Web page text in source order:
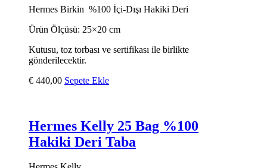
Hermes Birkin %100 İçi-Dışı Hakiki Deri
Ürün Ölçüsü: 25×20 cm
Kutusu, toz torbası ve sertifikası ile birlikte
gönderilecektir.
€ 440,00 Sepete Ekle
Hermes Kelly 25 Bag %100
Hakiki Deri Taba